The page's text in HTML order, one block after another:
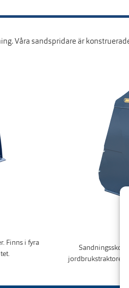
Våra sandspridare är
Finns i fyra